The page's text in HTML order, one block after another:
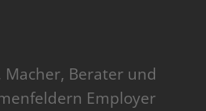
Macher, Berater und
Employer